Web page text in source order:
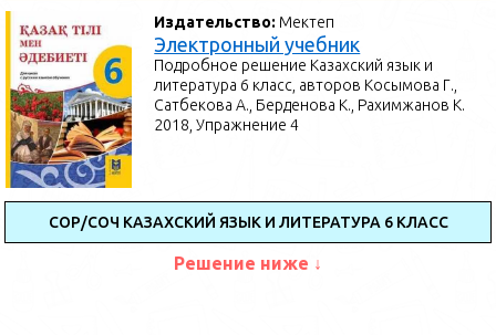
Издательство: Мектеп
Электронный учебник
Подробное решение Казахский язык и
литература 6 класс, авторов Косымова Г.,
Сатбекова А., Берденова К., Рахимжанов К.
2018, Упражнение 4
СОР/СОЧ КАЗАХСКИЙ ЯЗЫК И ЛИТЕРАТУРА 6 КЛАСС
Решение ниже ↓